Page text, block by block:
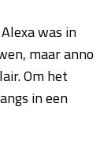
was in
maar anno
Om het
in een